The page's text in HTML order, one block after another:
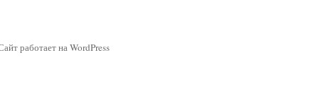
работает на WordPress